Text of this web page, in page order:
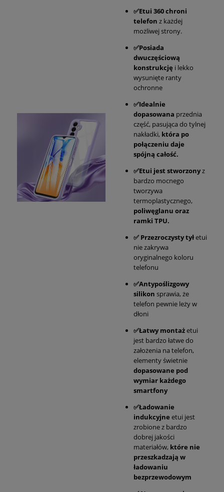
✅Etui 360 chroni
telefon z każdej
możliwej strony.
✅Posiada
dwuczęściową
konstrukcję i lekko
wysunięte ranty
ochronne
✅Idealnie
dopasowana przednia
część, pasująca do tylnej
nakładki, która po
połączeniu daje
spójną całość.
✅Etui jest stworzonyz
bardzo mocnego
tworzywa
termoplastycznego,
poliwęglanu oraz
ramki TPU.
✅ Przezroczysty tyłetui
nie zakrywa
oryginalnego koloru
telefonu
✅Antypoślizgowy
silikon sprawia, że
telefon pewnie leży w
dłoni
✅Łatwy montażetui
jest bardzo łatwe do
założenia na telefon,
elementy świetnie
dopasowane pod
wymiar każdego
smartfony
✅Ładowanie
indukcyjne etui jest
zrobione z bardzo
dobrej jakości
materiałów, które nie
przeszkadzają w
ładowaniu
bezprzewodowym